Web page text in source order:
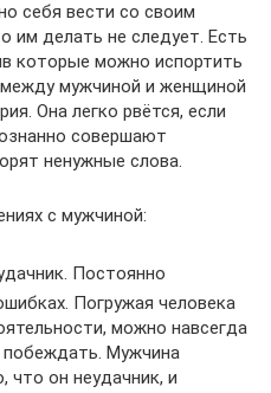
себя вести со своим
им делать не следует. Есть
которые можно испортить
мужчиной и женщиной
Она легко рвётся, если
совершают
ненужные слова.
с мужчиной:
Постоянно
Погружая человека
можно навсегда
побеждать. Мужчина
что он неудачник, и